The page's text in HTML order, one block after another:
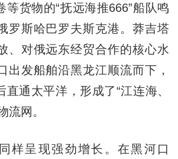
等货物的“抚远海推666”船队鸣
罗斯哈巴罗夫斯克港。莽吉塔
、对俄远东经贸合作的核心水
出发船舶沿黑龙江顺流而下，
通太平洋，形成了“江连海、
流网。
样呈现强劲增长。在黑河口